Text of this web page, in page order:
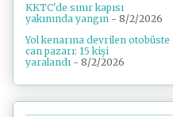
KKTC'de sınır kapısı
yakınında yangın - 8/2/2026
Yol kenarına devrilen otobüste
can pazarı: 15 kişi
yaralandı - 8/2/2026